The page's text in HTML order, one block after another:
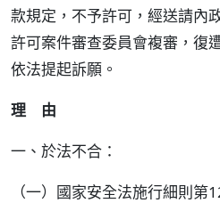
款規定，不予許可，經送請內
許可案件審查委員會複審，復
依法提起訴願。
理 由
一、於法不合：
（一）國家安全法施行細則